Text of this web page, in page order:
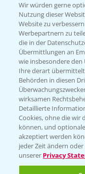
Hilfe in
T.+49
Wir würden gerne
Nutzung dieser
Website zu
Werbepartnern zu
die in der
Übermittlungen an
wie insbesondere den
Ihre derart
Behörden in diesen
wirksamen
Detaillierte
Cookies, ohne die wir
können, und
akzeptiert werden
jeder Zeit ändern
unserer Privacy